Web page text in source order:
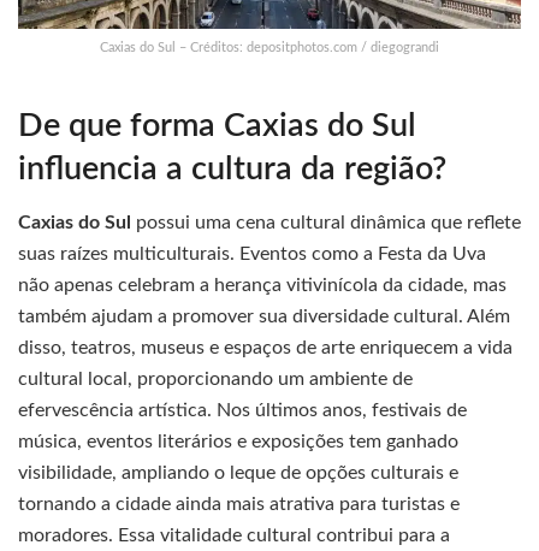
Caxias do Sul – Créditos: depositphotos.com / diegograndi
De que forma Caxias do Sul
influencia a cultura da região?
Caxias do Sul
possui uma cena cultural dinâmica que reflete
suas raízes multiculturais. Eventos como a Festa da Uva
não apenas celebram a herança vitivinícola da cidade, mas
também ajudam a promover sua diversidade cultural. Além
disso, teatros, museus e espaços de arte enriquecem a vida
cultural local, proporcionando um ambiente de
efervescência artística. Nos últimos anos, festivais de
música, eventos literários e exposições tem ganhado
visibilidade, ampliando o leque de opções culturais e
tornando a cidade ainda mais atrativa para turistas e
moradores. Essa vitalidade cultural contribui para a